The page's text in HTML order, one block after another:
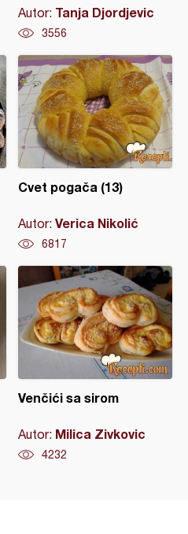
Autor: Tanja Djordjevic
3556
Cvet pogača (13)
Autor: Verica Nikolić
6817
Venčići sa sirom
Autor: Milica Zivkovic
4232